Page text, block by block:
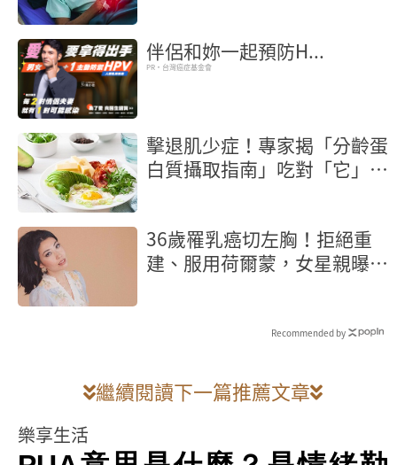
伴侶和妳一起預防H...
PR・台灣癌症基金會
擊退肌少症！專家揭「分齡蛋
白質攝取指南」吃對「它」護
36歲罹乳癌切左胸！拒絕重
建、服用荷爾蒙，女星親曝抗
Recommended by
繼續閱讀下一篇推薦文章
樂享生活